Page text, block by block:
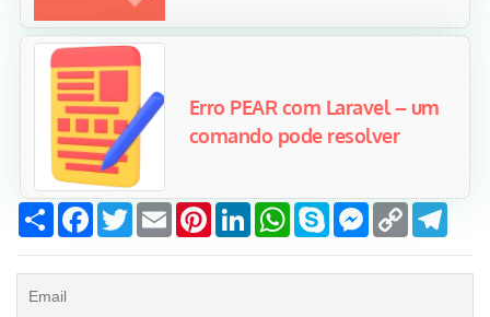
Compartilhar
Facebook
TwitterEmailPinterestLinkedInWhatsApp
SkypeMessenger
Copy
Link
Erro PEAR com Laravel – um
comando pode resolver